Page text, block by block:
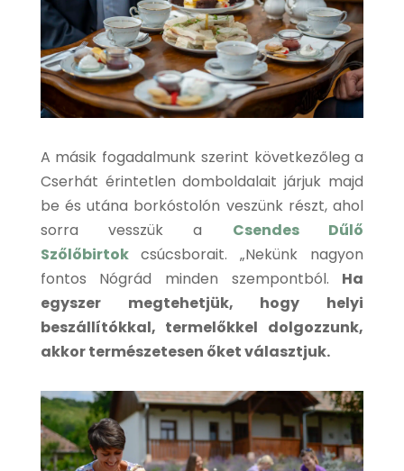
A másik fogadalmunk szerint következőleg a
Cserhát érintetlen domboldalait járjuk majd
be és utána borkóstolón veszünk részt, ahol
sorra vesszük a
Csendes Dűlő
Szőlőbirtok csúcsborait. „Nekünk nagyon
fontos Nógrád minden szempontból. Ha
egyszer megtehetjük, hogy helyi
beszállítókkal, termelőkkel dolgozzunk,
akkor természetesen őket választjuk.